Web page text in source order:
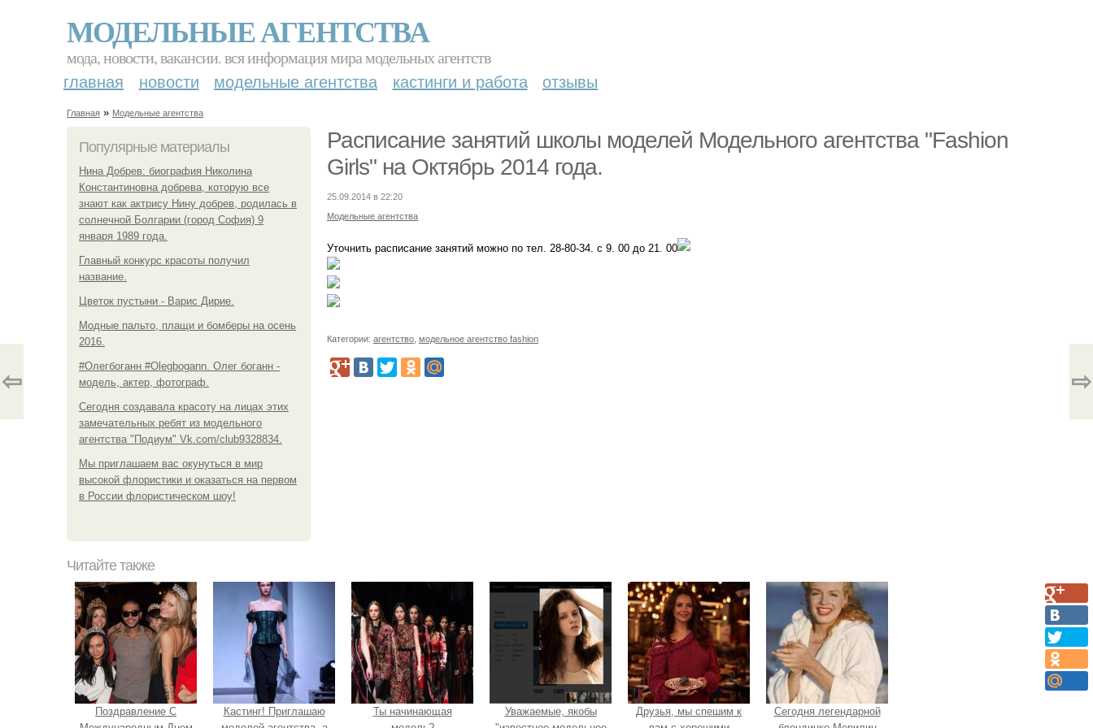
МОДЕЛЬНЫЕ АГЕНТСТВА
мода, новости, вакансии. вся информация мира модельных агентств
главная новости модельные агентства кастинги и работа отзывы
Главная » Модельные агентства
Популярные материалы
Нина Добрев: биография Николина
Константиновна добрева, которую все
знают как актрису Нину добрев, родилась в
солнечной Болгарии (город София) 9
января 1989 года.
Главный конкурс красоты получил
название.
Цветок пустыни - Варис Дирие.
Модные пальто, плащи и бомберы на осень
2016.
#Олегбоганн #Olegbogann. Олег боганн -
модель, актер, фотограф.
Сегодня создавала красоту на лицах этих
замечательных ребят из модельного
агентства "Подиум" Vk.com/club9328834.
Мы приглашаем вас окунуться в мир
высокой флористики и оказаться на первом
в России флористическом шоу!
Расписание занятий школы моделей Модельного агентства "Fashion
Girls" на Октябрь 2014 года.
25.09.2014 в 22:20
Модельные агентства
Уточнить расписание занятий можно по тел. 28-80-34. с 9. 00 до 21. 00
Категории: агентство модельное агентство fashion
⇦ ⇨
Читайте также
Поздравление С
Кастинг! Приглашаю
Ты начинающая
Уважаемые, якобы
Друзья, мы спешим к
Сегодня легендарной